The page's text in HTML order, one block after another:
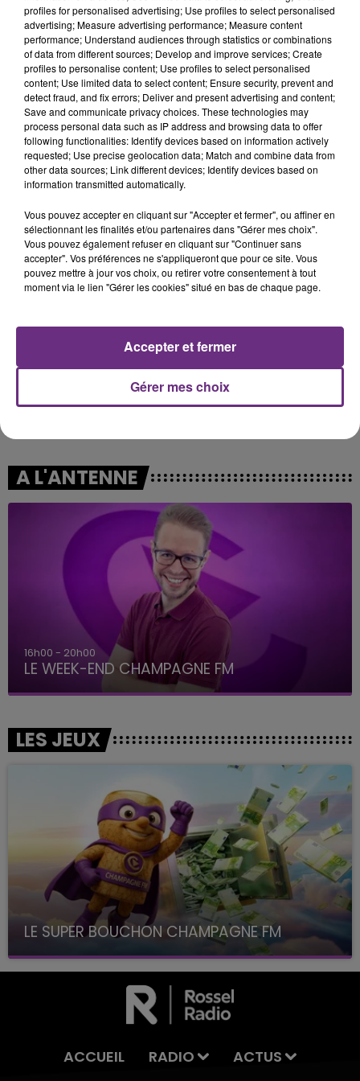
9h37
9h37
TEMPER CITY
9h32
9h32
TWENTY ONE PILOTS
9h29
9h29
Hate That I Made You Love
9h26
9h26
I Follow Rivers
A L'ANTENNE
16h00 - 20h00
LE WEEK-END CHAMPAGNE FM
LES JEUX
LE SUPER BOUCHON CHAMPAGNE FM
avec La Famille Champagne FM, à 8H10
ACCUEIL RADIO ACTUS
profiles for personalised advertising; Use profiles to select personalised
advertising; Measure advertising performance; Measure content
performance; Understand audiences through statistics or combinations
of data from different sources; Develop and improve services; Create
profiles to personalise content; Use profiles to select personalised
content; Use limited data to select content; Ensure security, prevent and
detect fraud, and fix errors; Deliver and present advertising and content;
Save and communicate privacy choices. These technologies may
process personal data such as IP address and browsing data to offer
following functionalities: Identify devices based on information actively
requested; Use precise geolocation data; Match and combine data from
other data sources; Link different devices; Identify devices based on
information transmitted automatically.
Vous pouvez accepter en cliquant sur "Accepter et fermer", ou affiner en
sélectionnant les finalités et/ou partenaires dans "Gérer mes choix".
Vous pouvez également refuser en cliquant sur "Continuer sans
accepter". Vos préférences ne s'appliqueront que pour ce site. Vous
pouvez mettre à jour vos choix, ou retirer votre consentement à tout
moment via le lien "Gérer les cookies" situé en bas de chaque page.
Gérer mes choix
Accepter et fermer